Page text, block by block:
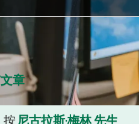
章
按 尼古拉斯·梅林 先生